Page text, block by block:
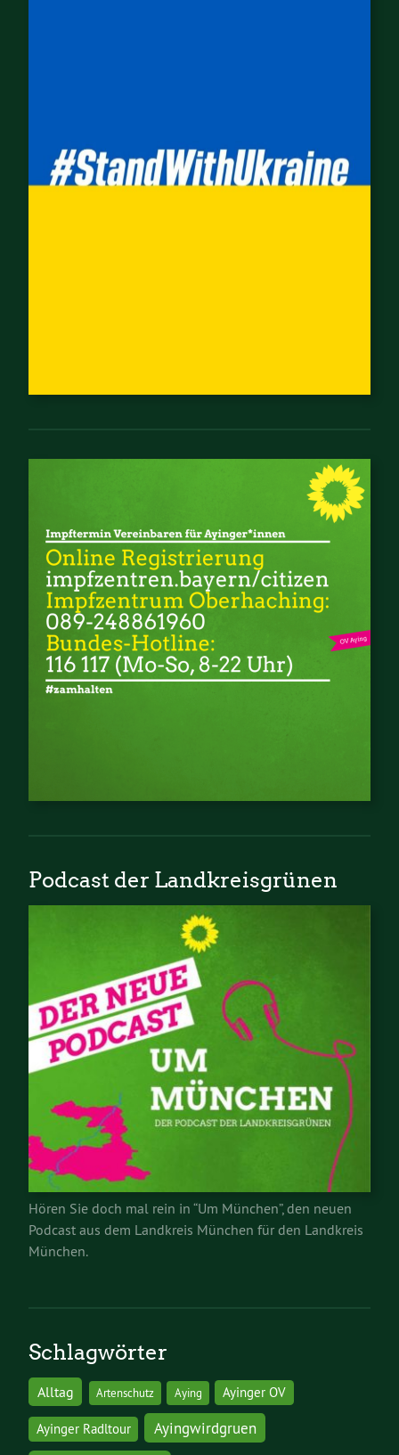
Podcast der Landkreisgrünen
Hören Sie doch mal rein in “Um München”, den neuen
Podcast aus dem Landkreis München für den Landkreis
München.
Schlagwörter
Alltag Artenschutz Aying Ayinger OV
Ayinger Radltour Ayingwirdgruen